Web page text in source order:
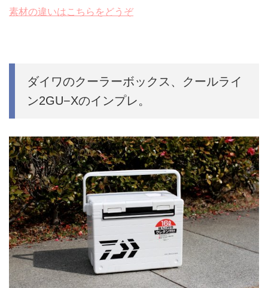
素材の違いはこちらをどうぞ
ダイワのクーラーボックス、クールライ
ン2GU−Xのインプレ。